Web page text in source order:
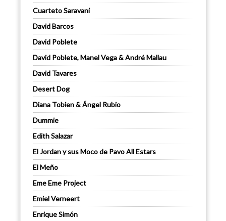
Cuarteto Saravani
David Barcos
David Poblete
David Poblete, Manel Vega & André Mallau
David Tavares
Desert Dog
Diana Tobien & Ángel Rubio
Dummie
Edith Salazar
El Jordan y sus Moco de Pavo All Estars
El Meño
Eme Eme Project
Emiel Verneert
Enrique Simón